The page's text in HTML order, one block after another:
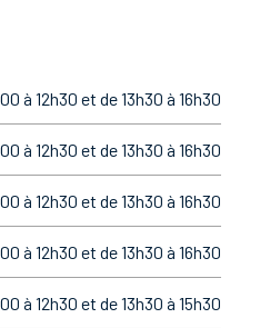
à 12h30 et de 13h30 à 16h30
à 12h30 et de 13h30 à 16h30
à 12h30 et de 13h30 à 16h30
à 12h30 et de 13h30 à 16h30
à 12h30 et de 13h30 à 15h30